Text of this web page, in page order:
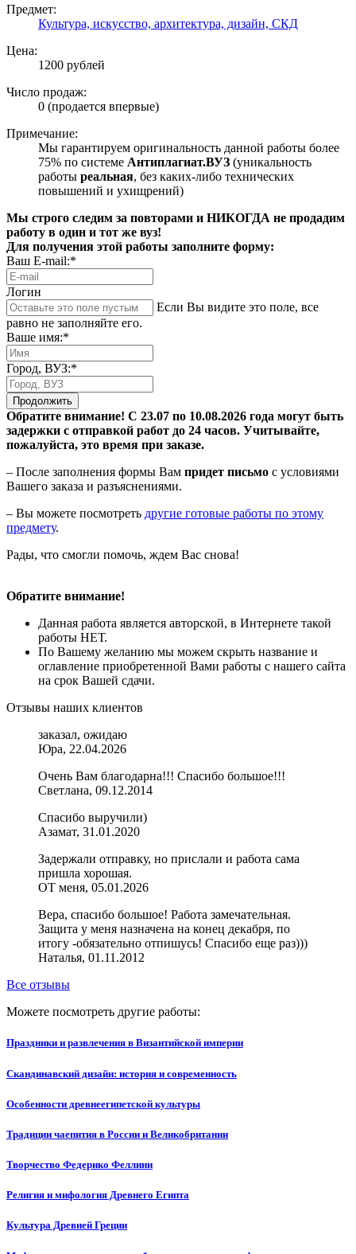
Предмет:
Культура, искусство, архитектура, дизайн, СКД
Цена:
1200 рублей
Число продаж:
0 (продается впервые)
Примечание:
Мы гарантируем оригинальность данной работы более
75% по системе Антиплагиат.ВУЗ (уникальность
работы реальная, без каких-либо технических
повышений и ухищрений)
Мы строго следим за повторами и НИКОГДА не продадим
работу в один и тот же вуз!
Для получения этой работы заполните форму:
Ваш E-mail:*
Логин
Если Вы видите это поле, все
равно не заполняйте его.
Ваше имя:*
Город, ВУЗ:*
Продолжить
Обратите внимание! С 23.07 по 10.08.2026 года могут быть
задержки с отправкой работ до 24 часов. Учитывайте,
пожалуйста, это время при заказе.
– После заполнения формы Вам придет письмо с условиями
Вашего заказа и разъяснениями.
– Вы можете посмотреть другие готовые работы по этому
предмету.
Рады, что смогли помочь, ждем Вас снова!
Обратите внимание!
Данная работа является авторской, в Интернете такой
работы НЕТ.
По Вашему желанию мы можем скрыть название и
оглавление приобретенной Вами работы с нашего сайта
на срок Вашей сдачи.
Отзывы наших клиентов
заказал, ожидаю
Юра, 22.04.2026
Очень Вам благодарна!!! Спасибо большое!!!
Светлана, 09.12.2014
Спасибо выручили)
Азамат, 31.01.2020
Задержали отправку, но прислали и работа сама
пришла хорошая.
ОТ меня, 05.01.2026
Вера, спасибо большое! Работа замечательная.
Защита у меня назначена на конец декабря, по
итогу -обязательно отпишусь! Спасибо еще раз)))
Наталья, 01.11.2012
Все отзывы
Можете посмотреть другие работы:
Праздники и развлечения в Византийской империи
Скандинавский дизайн: история и современность
Особенности древнеегипетской культуры
Традиции чаепития в России и Великобритании
Творчество Федерико Феллини
Религия и мифология Древнего Египта
Культура Древней Греции